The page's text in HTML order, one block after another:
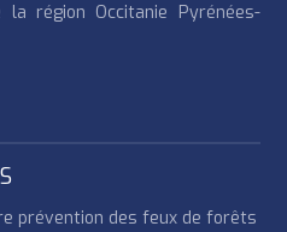
région Occitanie Pyrénées-
prévention des feux de forêts